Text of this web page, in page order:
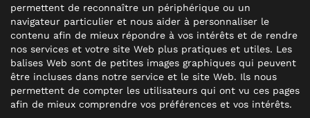
permettent de reconnaître un périphérique ou un
navigateur particulier et nous aider à personnaliser le
contenu afin de mieux répondre à vos intérêts et de rendre
nos services et votre site Web plus pratiques et utiles. Les
balises Web sont de petites images graphiques qui peuvent
être incluses dans notre service et le site Web. Ils nous
permettent de compter les utilisateurs qui ont vu ces pages
afin de mieux comprendre vos préférences et vos intérêts.